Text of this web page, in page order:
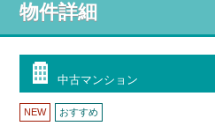
物件詳細
中古マンション
NEW おすすめ